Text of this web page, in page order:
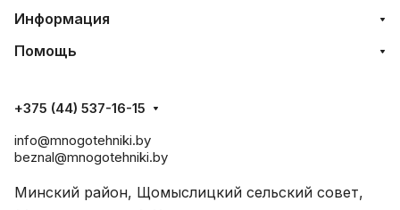
Информация
Помощь
+375 (44) 537-16-15
info@mnogotehniki.by
beznal@mnogotehniki.by
Минский район, Щомыслицкий сельский совет,